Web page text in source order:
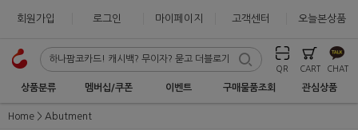
회원가입 로그인 마이페이지 고객센터 오늘본상품
QR CART CHAT
상품분류 멤버십/쿠폰 이벤트 구매물품조회 관심상품
Home Abutment